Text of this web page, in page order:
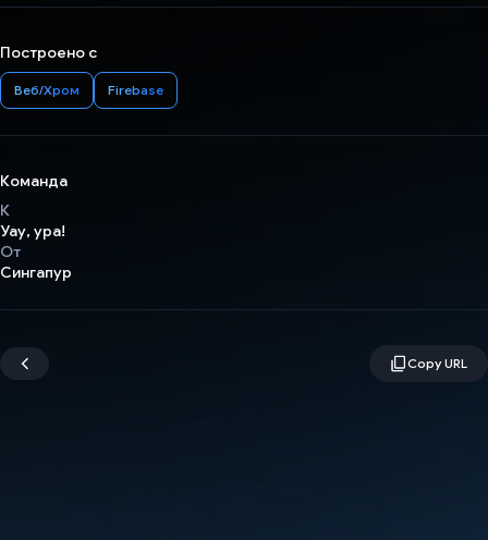
Построено с
Веб/Хром Firebase
Команда
К
Уау, ура!
От
Сингапур